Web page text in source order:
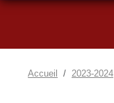
Accueil 2023-2024